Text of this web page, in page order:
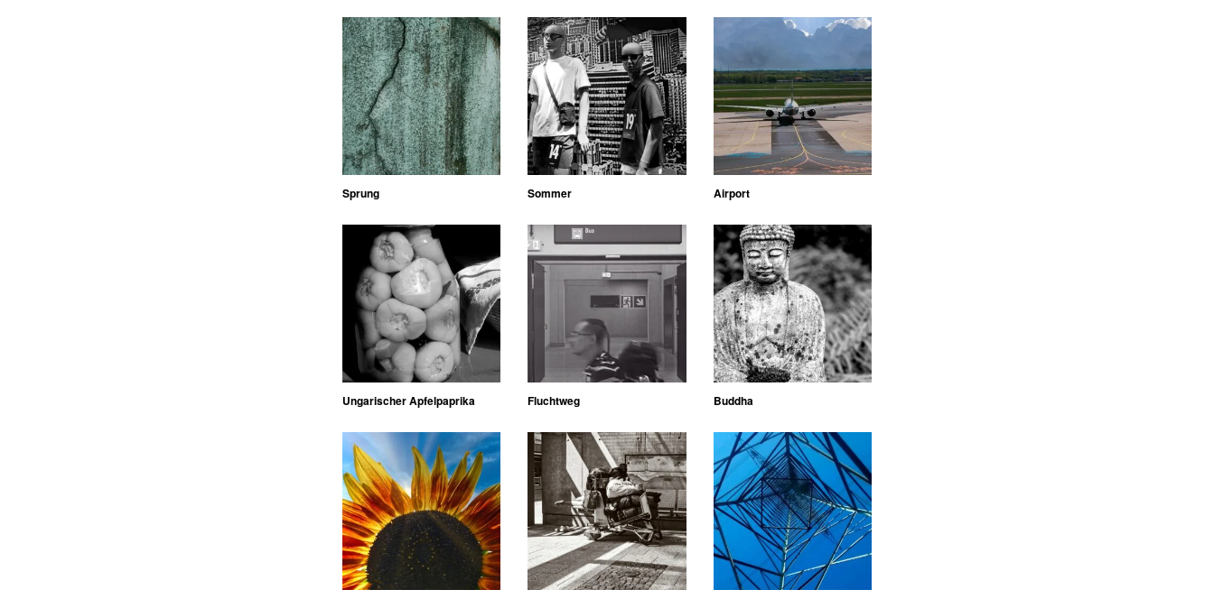
Sprung Sommer Airport
Ungarischer Apfelpaprika Fluchtweg Buddha